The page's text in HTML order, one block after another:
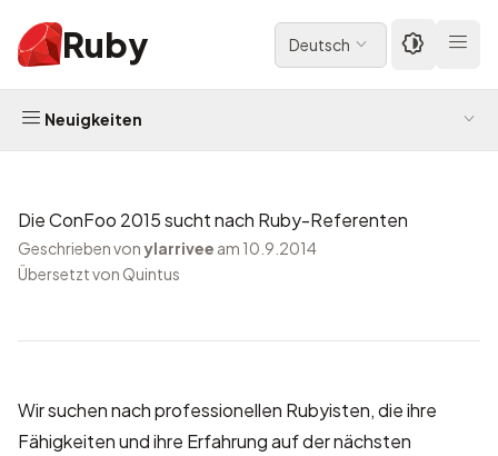
Ruby Deutsch
Neuigkeiten
Die ConFoo 2015 sucht nach Ruby-Referenten
Geschrieben vonylarrivee am 10.9.2014
Übersetzt von Quintus
Wir suchen nach professionellen Rubyisten, die ihre
Fähigkeiten und ihre Erfahrung auf der nächsten